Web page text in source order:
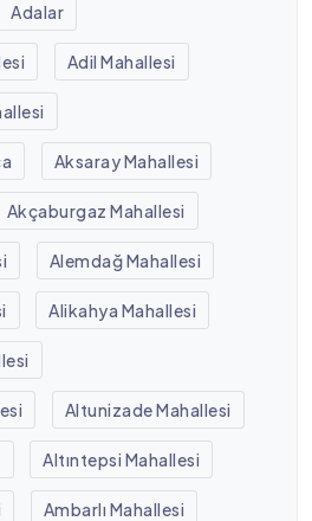
Adalar
Adil Mahallesi
Aksaray Mahallesi
Akçaburgaz Mahallesi
Alemdağ Mahallesi
Alikahya Mahallesi
Altunizade Mahallesi
Altıntepsi Mahallesi
Ambarlı Mahallesi